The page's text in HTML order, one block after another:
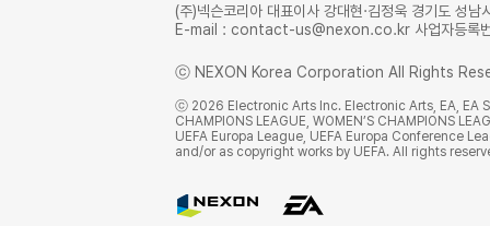
(주)넥슨코리아 대표이사 강대현·김정욱 경기도
E-mail : contact-us@nexon.co.kr 사업자등록
ⓒ NEXON Korea Corporation All Rights
ⓒ 2026 Electronic Arts Inc. Electronic Arts, EA, EA
CHAMPIONS LEAGUE, WOMEN’S CHAMPIONS
UEFA Europa League, UEFA Europa Conference
and/or as copyright works by UEFA. All rights